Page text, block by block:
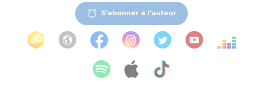
S'abonner à l'auteur